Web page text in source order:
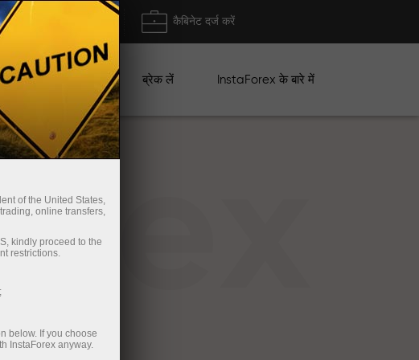
कैबिनेट दर्ज करें
अभियान ब्रेक लें InstaForex के बारे में
of the United States,
online transfers,
kindly proceed to the
restrictions.
below. If you choose
InstaForex anyway.